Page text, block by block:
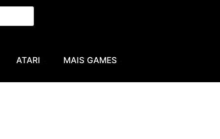
ATARI MAIS GAMES